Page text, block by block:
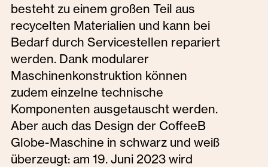
besteht zu einem großen Teil aus
recycelten Materialien und kann bei
Bedarf durch Servicestellen repariert
werden. Dank modularer
Maschinenkonstruktion können
zudem einzelne technische
Komponenten ausgetauscht werden.
Aber auch das Design der CoffeeB
Globe-Maschine in schwarz und weiß
überzeugt: am 19. Juni 2023 wird